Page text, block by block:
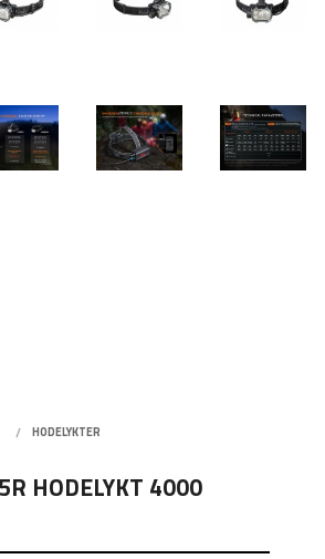
HODELYKTER
HODELYKT 4000